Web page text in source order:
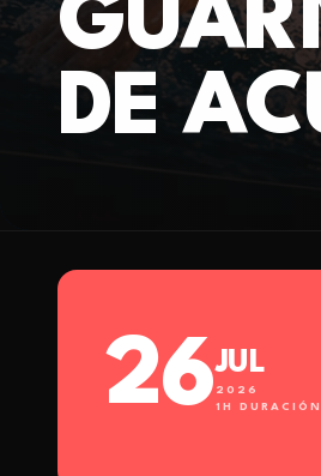
DE
26JUL
2026
1 H DURACIÓN